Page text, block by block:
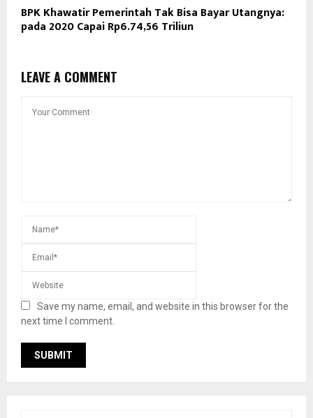
BPK Khawatir Pemerintah Tak Bisa Bayar Utangnya:
pada 2020 Capai Rp6.74,56 Triliun
LEAVE A COMMENT
Save my name, email, and website in this browser for the
next time I comment.